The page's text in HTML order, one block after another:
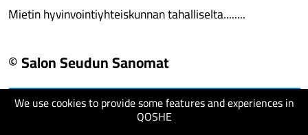
We use cookies to provide some features and experiences in
QOSHE
Mietin hyvinvointiyhteiskunnan tahalliselta........
© Salon Seudun Sanomat
visit website